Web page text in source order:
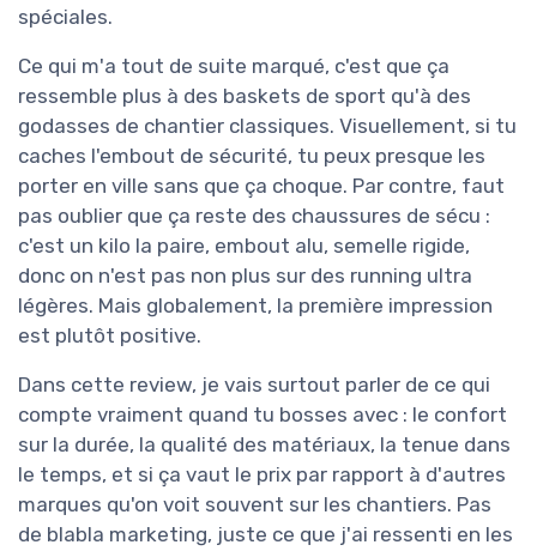
spéciales.
Ce qui m'a tout de suite marqué, c'est que ça
ressemble plus à des baskets de sport qu'à des
godasses de chantier classiques. Visuellement, si tu
caches l'embout de sécurité, tu peux presque les
porter en ville sans que ça choque. Par contre, faut
pas oublier que ça reste des chaussures de sécu :
c'est un kilo la paire, embout alu, semelle rigide,
donc on n'est pas non plus sur des running ultra
légères. Mais globalement, la première impression
est plutôt positive.
Dans cette review, je vais surtout parler de ce qui
compte vraiment quand tu bosses avec : le confort
sur la durée, la qualité des matériaux, la tenue dans
le temps, et si ça vaut le prix par rapport à d'autres
marques qu'on voit souvent sur les chantiers. Pas
de blabla marketing, juste ce que j'ai ressenti en les